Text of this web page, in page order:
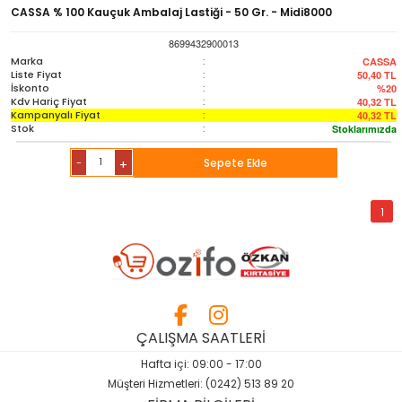
Sözlük-Atlas
Yardımcı Kaynak Kitaplar
Ambalaj Ürünleri
CASSA % 100 Kauçuk Ambalaj Lastiği - 50 Gr. - Midi8000
8699432900013
Marka
: CASSA
Liste Fiyat : 50,40 TL
İskonto : %20
Kdv Hariç Fiyat : 40,32 TL
Kampanyalı Fiyat : 40,32 TL
Stok : Stoklarımızda
- + Sepete Ekle
1
ÇALIŞMA SAATLERİ
Hafta içi: 09:00 - 17:00
Müşteri Hizmetleri: (0242) 513 89 20